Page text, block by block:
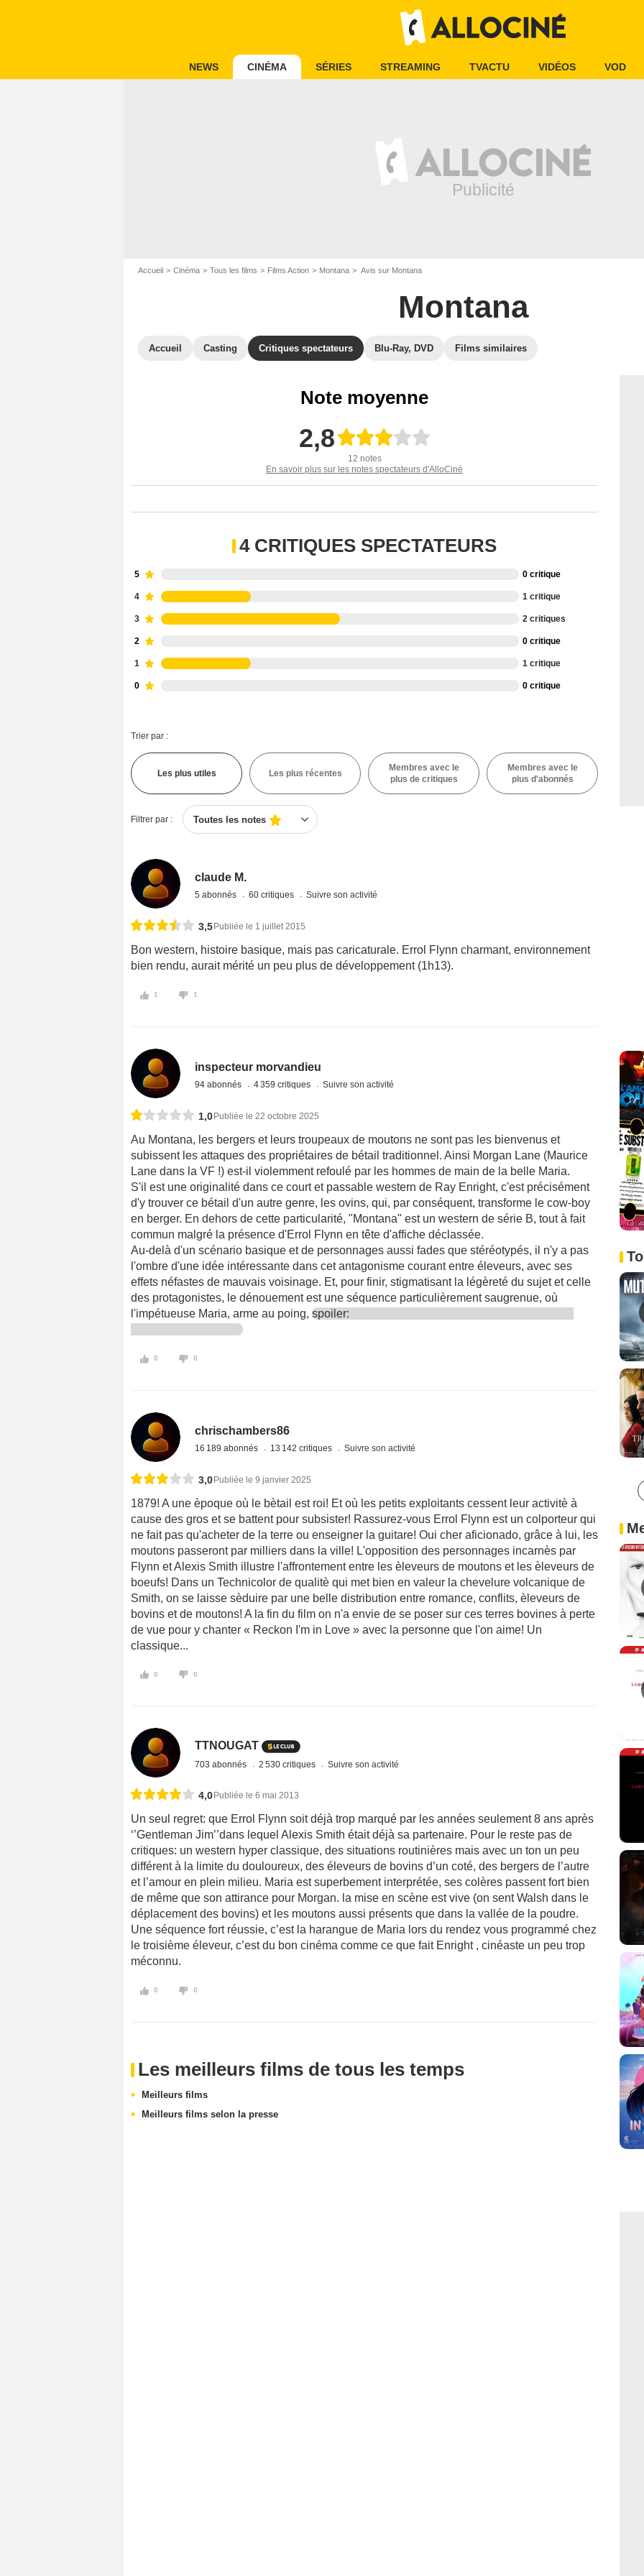
NEWS CINÉMA SÉRIES STREAMING TVACTU VIDÉOS VOD
Accueil Cinéma Tous les films Films Action Montana Avis sur Montana
Montana
Accueil Casting Critiques spectateurs Blu-Ray, DVD Films similaires
Note moyenne
2,8
12 notes
En savoir plus sur les notes spectateurs d'AlloCiné
4 CRITIQUES SPECTATEURS
5 0 critique
4 1 critique
3 2 critiques
2 0 critique
1 1 critique
0 0 critique
Trier par :
Les plus utiles Les plus récentes
Membres avec le
plus de critiques
Membres avec le
plus d'abonnés
Filtrer par : Toutes les notes
claude M.
5 abonnés 60 critiques Suivre son activité
3,5 Publiée le 1 juillet 2015
Bon western, histoire basique, mais pas caricaturale. Errol Flynn charmant, environnement
bien rendu, aurait mérité un peu plus de développement (1h13).
1 1
inspecteur morvandieu
94 abonnés 4 359 critiques Suivre son activité
1,0Publiée le 22 octobre 2025
Au Montana, les bergers et leurs troupeaux de moutons ne sont pas les bienvenus et
subissent les attaques des propriétaires de bétail traditionnel. Ainsi Morgan Lane (Maurice
Lane dans la VF !) est-il violemment refoulé par les hommes de main de la belle Maria.
S'il est une originalité dans ce court et passable western de Ray Enright, c'est précisément
d'y trouver ce bétail d'un autre genre, les ovins, qui, par conséquent, transforme le cow-boy
en berger. En dehors de cette particularité, "Montana" est un western de série B, tout à fait
commun malgré la présence d'Errol Flynn en tête d'affiche déclassée.
Au-delà d'un scénario basique et de personnages aussi fades que stéréotypés, il n'y a pas
l'ombre d'une idée intéressante dans cet antagonisme courant entre éleveurs, avec ses
effets néfastes de mauvais voisinage. Et, pour finir, stigmatisant la légèreté du sujet et celle
des protagonistes, le dénouement est une séquence particulièrement saugrenue, où
l'impétueuse Maria, arme au poing, spoiler:
0 0
chrischambers86
16 189 abonnés 13 142 critiques Suivre son activité
3,0Publiée le 9 janvier 2025
1879! A une èpoque où le bètail est roi! Et où les petits exploitants cessent leur activitè à
cause des gros et se battent pour subsister! Rassurez-vous Errol Flynn est un colporteur qui
ne fait pas qu'acheter de la terre ou enseigner la guitare! Oui cher aficionado, grâce à lui, les
moutons passeront par milliers dans la ville! L'opposition des personnages incarnès par
Flynn et Alexis Smith illustre l'affrontement entre les èleveurs de moutons et les èleveurs de
boeufs! Dans un Technicolor de qualitè qui met bien en valeur la chevelure volcanique de
Smith, on se laisse sèduire par une belle distribution entre romance, conflits, èleveurs de
bovins et de moutons! A la fin du film on n'a envie de se poser sur ces terres bovines à perte
de vue pour y chanter « Reckon I'm in Love » avec la personne que l'on aime! Un
classique...
0 0
TTNOUGAT
703 abonnés 2 530 critiques Suivre son activité
4,0 Publiée le 6 mai 2013
Un seul regret: que Errol Flynn soit déjà trop marqué par les années seulement 8 ans après
‘’Gentleman Jim’’dans lequel Alexis Smith était déjà sa partenaire. Pour le reste pas de
critiques: un western hyper classique, des situations routinières mais avec un ton un peu
différent à la limite du douloureux, des éleveurs de bovins d’un coté, des bergers de l’autre
et l’amour en plein milieu. Maria est superbement interprétée, ses colères passent fort bien
de même que son attirance pour Morgan. la mise en scène est vive (on sent Walsh dans le
déplacement des bovins) et les moutons aussi présents que dans la vallée de la poudre.
Une séquence fort réussie, c’est la harangue de Maria lors du rendez vous programmé chez
le troisième éleveur, c’est du bon cinéma comme ce que fait Enright , cinéaste un peu trop
méconnu.
0 0
Les meilleurs films de tous les temps
Meilleurs films
Meilleurs films selon la presse